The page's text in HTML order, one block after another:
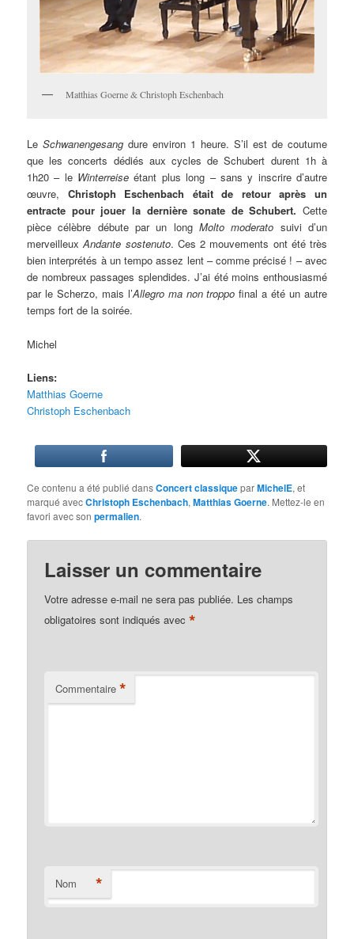
Matthias Goerne & Christoph Eschenbach
LeSchwanengesang dure environ 1 heure. S’il est de coutume
que les concerts dédiés aux cycles de Schubert durent 1h à
1h20 – le Winterreise étant plus long – sans y inscrire d’autre
œuvre, Christoph Eschenbach était de retour après un
entracte pour jouer la dernière sonate de Schubert. Cette
pièce célèbre débute par un long Molto moderato suivi d’un
merveilleuxAndante sostenuto. Ces 2 mouvements ont été très
bien interprétés à un tempo assez lent – comme précisé ! – avec
de nombreux passages splendides. J’ai été moins enthousiasmé
par le Scherzo, mais l’Allegro ma non troppofinal a été un autre
temps fort de la soirée.
Michel
Liens:
Matthias Goerne
Christoph Eschenbach
Ce contenu a été publié dansConcert classiqueparMichelE, et
marqué avecChristoph Eschenbach,Matthias Goerne. Mettez-le en
favori avec sonpermalien.
Laisser un commentaire
Votre adresse e-mail ne sera pas publiée. Les champs
obligatoires sont indiqués avec*
Commentaire *
Nom *